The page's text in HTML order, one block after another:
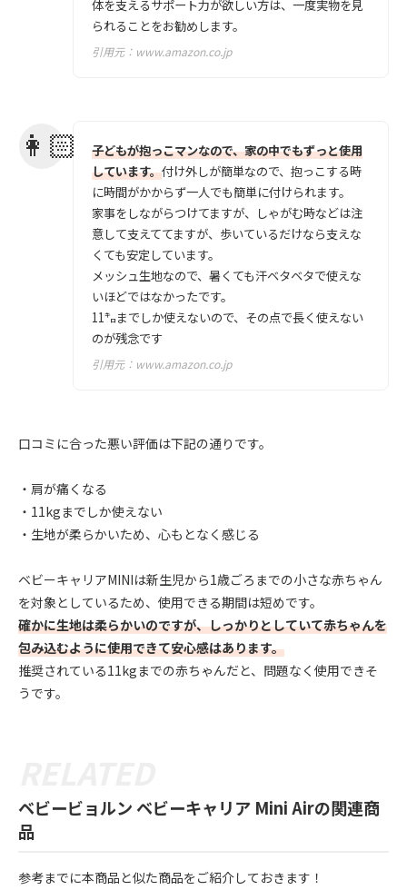
体を支えるサポート力が欲しい方は、一度実物を見
られることをお勧めします。
引用元： www.amazon.co.jp
子どもが抱っこマンなので、家の中でもずっと使用
しています。付け外しが簡単なので、抱っこする時
に時間がかからず一人でも簡単に付けられます。
家事をしながらつけてますが、しゃがむ時などは注
意して支えててますが、歩いているだけなら支えな
くても安定しています。
メッシュ生地なので、暑くても汗ベタベタで使えな
いほどではなかったです。
11㌔までしか使えないので、その点で長く使えない
のが残念です
引用元： www.amazon.co.jp
口コミに合った悪い評価は下記の通りです。
・肩が痛くなる
・11kgまでしか使えない
・生地が柔らかいため、心もとなく感じる
ベビーキャリアMINIは新生児から1歳ごろまでの小さな赤ちゃん
を対象としているため、使用できる期間は短めです。
確かに生地は柔らかいのですが、しっかりとしていて赤ちゃんを
包み込むように使用できて安心感はあります。
推奨されている11kgまでの赤ちゃんだと、問題なく使用できそ
うです。
ベビービョルン ベビーキャリア Mini Airの関連商
品
参考までに本商品と似た商品をご紹介しておきます！